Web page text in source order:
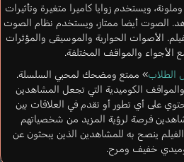
ويستخدم زوايا كاميرا متغيرة وتأثيرات
الصوت أيضا ممتاز، ويستخدم نظام الصوت
للفيلم. الأصوات الحوارية والموسيقى والمؤثرات
الأجواء والمواقف المختلفة.
الطلاب» ممتع ومضحك لمحبي السلسلة.
الكوميدية التي تجعل المشاهدين
على أي تطور أو تقدم في العلاقات بين
فرصة لرؤية المزيد من شخصياتهم
ينصح به للمشاهدين الذين يبحثون عن
خفيف ومرح.